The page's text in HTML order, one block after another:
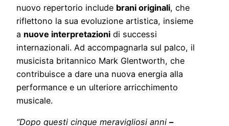
nuovo repertorio include brani originali, che
riflettono la sua evoluzione artistica, insieme
a nuove interpretazioni di successi
internazionali. Ad accompagnarla sul palco, il
musicista britannico Mark Glentworth, che
contribuisce a dare una nuova energia alla
performance e un ulteriore arricchimento
musicale.
“Dopo questi cinque meravigliosi anni –